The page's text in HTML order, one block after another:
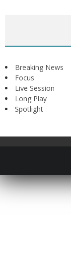
Breaking News
Focus
Live Session
Long Play
Spotlight